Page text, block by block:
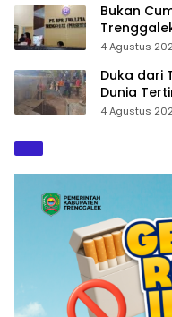
Bukan
UMKM
4 Agustus
Duka dari
Dunia
4 Agustus